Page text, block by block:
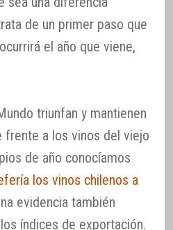
de un primer paso que
el año que viene,
triunfan y mantienen
frente a los vinos del viejo
de año conocíamos
los vinos chilenos a
evidencia también
índices de exportación.